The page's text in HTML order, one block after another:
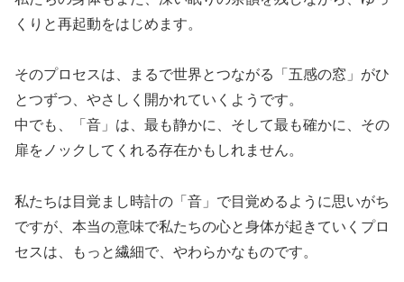
くりと再起動をはじめます。
そのプロセスは、まるで世界とつながる「五感の窓」がひ
とつずつ、やさしく開かれていくようです。
中でも、「音」は、最も静かに、そして最も確かに、その
扉をノックしてくれる存在かもしれません。
私たちは目覚まし時計の「音」で目覚めるように思いがち
ですが、本当の意味で私たちの心と身体が起きていくプロ
セスは、もっと繊細で、やわらかなものです。